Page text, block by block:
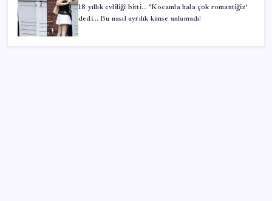
18 yıllık evliliği bitti… ‘Kocamla hala çok romantiğiz’
dedi… Bu nasıl ayrılık kimse anlamadı!